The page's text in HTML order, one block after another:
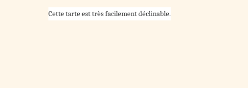
Cette tarte est très facilement déclinable.